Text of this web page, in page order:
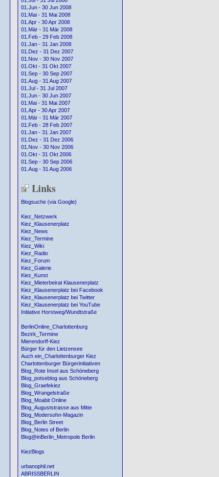
01.Jun - 30 Jun 2008
01.Mai - 31 Mai 2008
01.Apr - 30 Apr 2008
01.Mär - 31 Mär 2008
01.Feb - 29 Feb 2008
01.Jan - 31 Jan 2008
01.Dez - 31 Dez 2007
01.Nov - 30 Nov 2007
01.Okt - 31 Okt 2007
01.Sep - 30 Sep 2007
01.Aug - 31 Aug 2007
01.Jul - 31 Jul 2007
01.Jun - 30 Jun 2007
01.Mai - 31 Mai 2007
01.Apr - 30 Apr 2007
01.Mär - 31 Mär 2007
01.Feb - 28 Feb 2007
01.Jan - 31 Jan 2007
01.Dez - 31 Dez 2006
01.Nov - 30 Nov 2006
01.Okt - 31 Okt 2006
01.Sep - 30 Sep 2006
01.Aug - 31 Aug 2006
Links
Blogsuche (via Google)
Kiez_Netzwerk
Kiez_Klausenerplatz
Kiez_News
Kiez_Termine
Kiez_Wiki
Kiez_Radio
Kiez_Forum
Kiez_Galerie
Kiez_Kunst
Kiez_Mieterbeirat Klausenerplatz
Kiez_Klausenerplatz bei Facebook
Kiez_Klausenerplatz bei Twitter
Kiez_Klausenerplatz bei YouTube
Initiative Horstweg/Wundtstraße
BerlinOnline_Charlottenburg
Bezirk_Termine
Mierendorff-Kiez
Bürger für den Lietzensee
Auch ein_Charlottenburger Kiez
Charlottenburger Bürgerinitiativen
Blog_Rote Insel aus Schöneberg
Blog_potseblog aus Schöneberg
Blog_Graefekiez
Blog_Wrangelstraße
Blog_Moabit Online
Blog_Auguststrasse aus Mitte
Blog_Modersohn-Magazin
Blog_Berlin Street
Blog_Notes of Berlin
Blog@inBerlin_Metropole Berlin
KiezBlogs
urbanophil.net
ABRISSBERLIN